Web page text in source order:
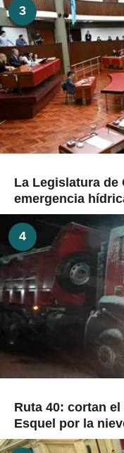
3
La Legislatura de
emergencia
4
Ruta 40: cortan
Esquel por la